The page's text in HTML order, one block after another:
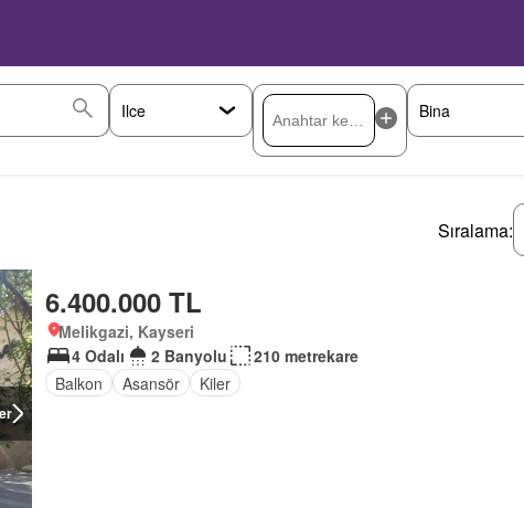
Sıralama:
6.400.000 TL
Melikgazi, Kayseri
4 Odalı
2 Banyolu
210 metrekare
Balkon
Asansör Kiler